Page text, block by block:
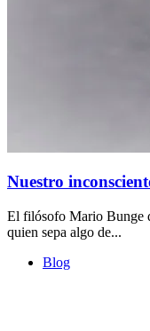
Nuestro
El filósofo Mario Bunge
quien sepa algo de...
Blog